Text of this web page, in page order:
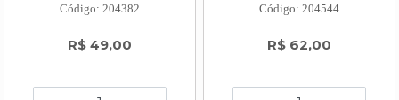
Código: 204382
R$ 49,00
Código: 204544
R$ 62,00